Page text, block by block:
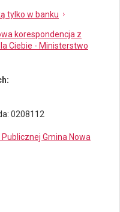
tylko w banku
korespondencja z
Ciebie - Ministerstwo
0208112
Gmina Nowa